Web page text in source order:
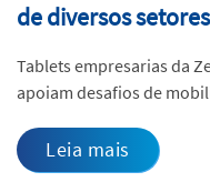
de diversos
Tablets empresarias da
apoiam desafios de
Leia mais